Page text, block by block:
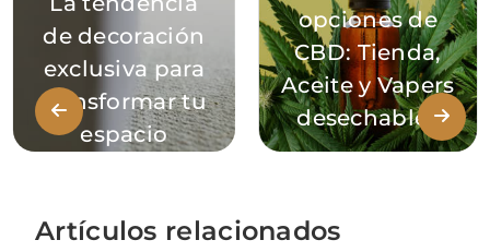
de decoración
exclusiva para
transformar tu
espacio
opciones de
CBD: Tienda,
Aceite y Vapers
desechables
Artículos relacionados